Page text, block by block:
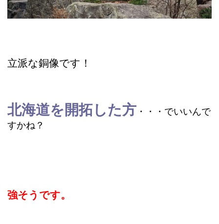
立派な銅像です！
北海道を開拓した方 ・・・でいいんで
すかね？
強そうです。